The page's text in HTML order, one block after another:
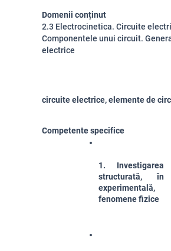
Domenii conținut
2.3 Electrocinetica. Circuite
Componentele unui circuit.
electrice
circuite electrice, elemente de
Competente specifice
1. Investigarea
structurată, în
fenomene fizice